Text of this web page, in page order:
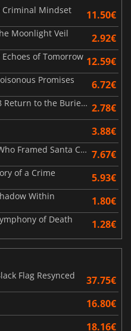
Criminal Mindset
11.50€
Moonlight Veil 2.92€
of Tomorrow 12.59€
Promises 6.72€
The Secret Order 8 Return to the Buried Kingdom 2.78€
3.88€
Yuletide Legends Who Framed Santa Claus 7.67€
of a Crime 5.93€
Within 1.80€
of Death 1.28€
Flag Resynced
37.75€
16.80€
18.16€